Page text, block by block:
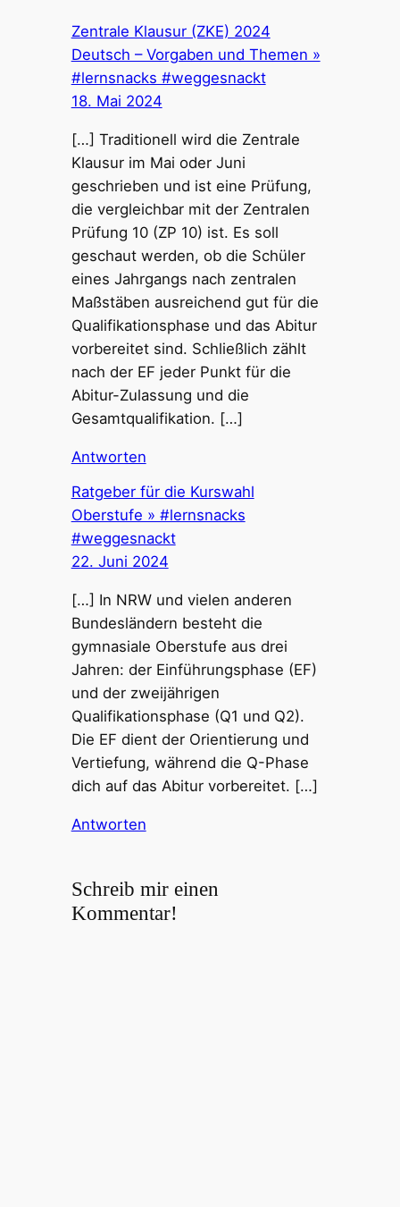
Zentrale Klausur (ZKE) 2024
Deutsch – Vorgaben und Themen »
#lernsnacks #weggesnackt
18. Mai 2024
[…] Traditionell wird die Zentrale
Klausur im Mai oder Juni
geschrieben und ist eine Prüfung,
die vergleichbar mit der Zentralen
Prüfung 10 (ZP 10) ist. Es soll
geschaut werden, ob die Schüler
eines Jahrgangs nach zentralen
Maßstäben ausreichend gut für die
Qualifikationsphase und das Abitur
vorbereitet sind. Schließlich zählt
nach der EF jeder Punkt für die
Abitur-Zulassung und die
Gesamtqualifikation. […]
Antworten
Ratgeber für die Kurswahl
Oberstufe » #lernsnacks
#weggesnackt
22. Juni 2024
[…] In NRW und vielen anderen
Bundesländern besteht die
gymnasiale Oberstufe aus drei
Jahren: der Einführungsphase (EF)
und der zweijährigen
Qualifikationsphase (Q1 und Q2).
Die EF dient der Orientierung und
Vertiefung, während die Q-Phase
dich auf das Abitur vorbereitet. […]
Antworten
Schreib mir einen
Kommentar!